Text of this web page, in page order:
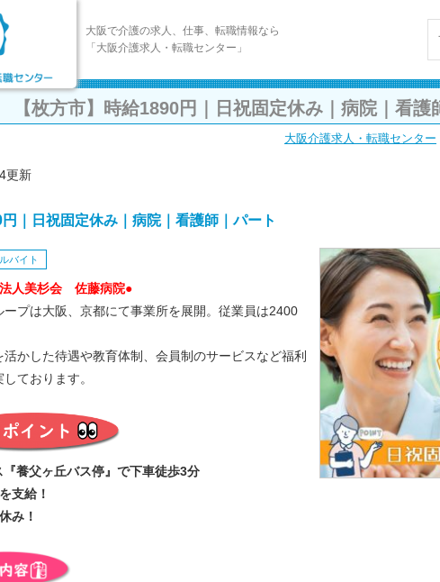
大阪で介護の求人、仕事、転職情報なら
「大阪介護求人・転職センター」
【枚方市】時給1890円｜日祝固定休み｜病院｜看護
大阪介護求人・転職センター
更新
｜日祝固定休み｜病院｜看護師｜パート
バイト
人美杉会 佐藤病院●
ープは大阪、京都にて事業所を展開。従業員は2400
活かした待遇や教育体制、会員制のサービスなど福利
ております。
『養父ヶ丘バス停』で下車徒歩3分
支給！
み！